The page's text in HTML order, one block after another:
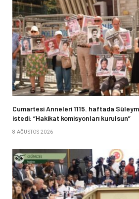
Cumartesi Anneleri 1115. haftada
istedi: “Hakikat komisyonları kurulsun”
8 AĞUSTOS 2026